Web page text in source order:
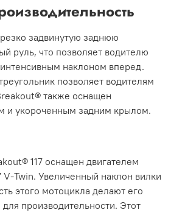
задвинутую заднюю
руль, что позволяет водителю
наклоном вперед.
позволяет водителям
также оснащен
и укороченным задним крылом.
117 оснащен двигателем
V-Twin. Увеличенный наклон вилки
этого мотоцикла делают его
производительности. Этот